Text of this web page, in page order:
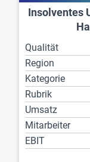
Insolventes
Qualität
Region
Kategorie
Rubrik
Umsatz
Mitarbeiter
EBIT